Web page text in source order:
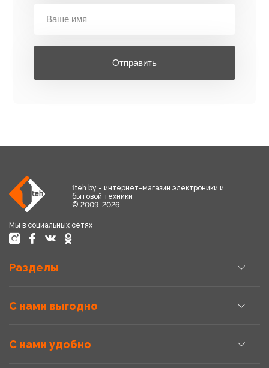
Отправить
1teh.by - интернет-магазин электроники и
бытовой техники
© 2009-2026
Мы в социальных сетях
Разделы
С нами выгодно
С нами удобно